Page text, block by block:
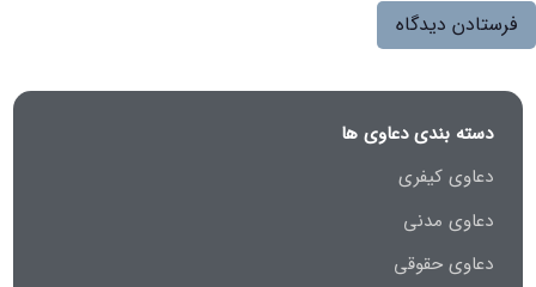
دسته بندی دعاوی ها
دعاوی کیفری
دعاوی مدنی
دعاوی حقوقی